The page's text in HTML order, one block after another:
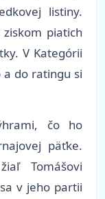
listiny.
piatich
V Kategórii
do ratingu si
čo ho
päťke.
Tomášovi
v jeho partii